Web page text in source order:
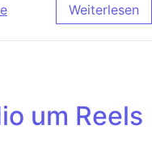
Weiterlesen
um Reels